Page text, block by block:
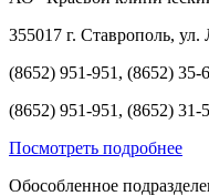
355017 г. Ставрополь,
(8652) 951-951, (8652) 35-
(8652) 951-951, (8652) 31-
Посмотреть подробнее
Обособленное